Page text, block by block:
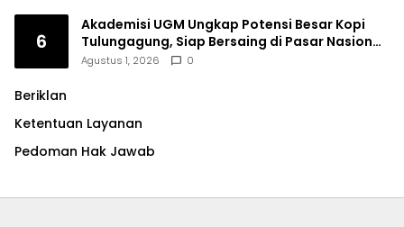
6
Akademisi UGM Ungkap Potensi Besar Kopi
Tulungagung, Siap Bersaing di Pasar Nasional
hingga Dunia
Agustus 1, 2026 0
Beriklan
Ketentuan Layanan
Pedoman Hak Jawab